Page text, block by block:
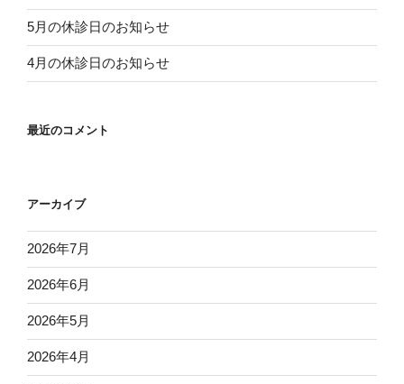
5月の休診日のお知らせ
4月の休診日のお知らせ
最近のコメント
アーカイブ
2026年7月
2026年6月
2026年5月
2026年4月